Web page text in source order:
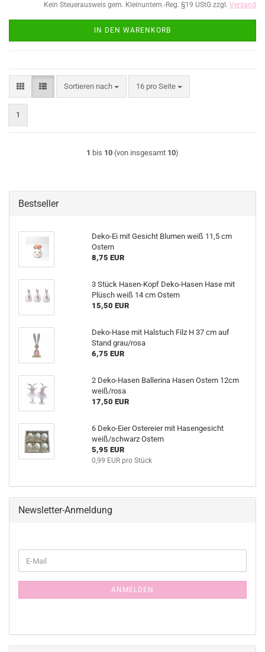
Kein Steuerausweis gem. Kleinuntern.-Reg. §19 UStG zzgl. Versand
IN DEN WARENKORB
Sortieren nach
Sortieren nach 16 pro Seite
pro Seite
1
1 bis 10 (von insgesamt 10)
Bestseller
Deko-Ei mit Gesicht Blumen weiß 11,5 cm
Ostern
8,75 EUR
3 Stück Hasen-Kopf Deko-Hasen Hase mit
Plüsch weiß 14 cm Ostern
15,50 EUR
Deko-Hase mit Halstuch Filz H 37 cm auf
Stand grau/rosa
6,75 EUR
2 Deko-Hasen Ballerina Hasen Ostern 12cm
weiß/rosa
17,50 EUR
6 Deko-Eier Ostereier mit Hasengesicht
weiß/schwarz Ostern
5,95 EUR
0,99 EUR pro Stück
Newsletter-Anmeldung
ZUR
E-
Mail
ANMELDEN